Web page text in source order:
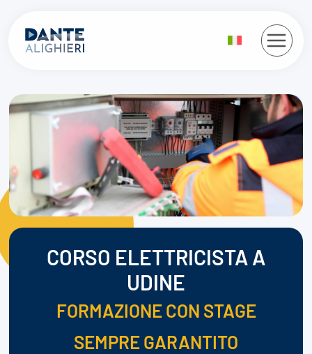
contenuto
CORSO ELETTRICISTA A
UDINE
FORMAZIONE CON STAGE
SEMPRE GARANTITO